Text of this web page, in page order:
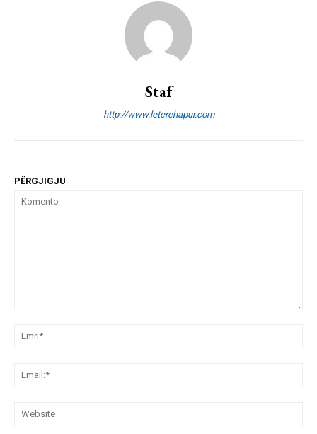
Staf
http://www.leterehapur.com
PËRGJIGJU